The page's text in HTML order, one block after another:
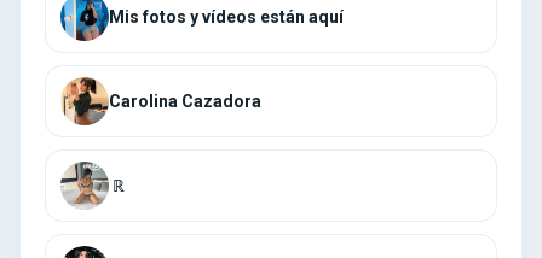
Mis fotos y vídeos están aquí
Carolina Cazadora
́ ℝ